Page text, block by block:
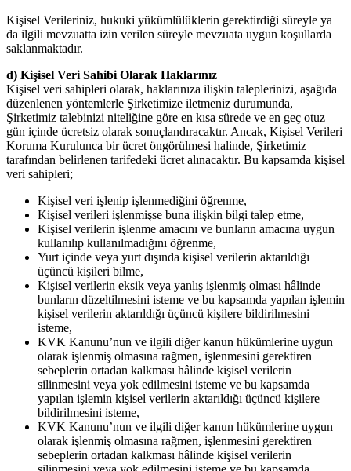
Kişisel Verileriniz, hukuki yükümlülüklerin gerektirdiği süreyle ya
da ilgili mevzuatta izin verilen süreyle mevzuata uygun koşullarda
saklanmaktadır.
d) Kişisel Veri Sahibi Olarak Haklarınız
Kişisel veri sahipleri olarak, haklarınıza ilişkin taleplerinizi, aşağıda
düzenlenen yöntemlerle Şirketimize iletmeniz durumunda,
Şirketimiz talebinizi niteliğine göre en kısa sürede ve en geç otuz
gün içinde ücretsiz olarak sonuçlandıracaktır. Ancak, Kişisel Verileri
Koruma Kurulunca bir ücret öngörülmesi halinde, Şirketimiz
tarafından belirlenen tarifedeki ücret alınacaktır. Bu kapsamda kişisel
veri sahipleri;
Kişisel veri işlenip işlenmediğini öğrenme,
Kişisel verileri işlenmişse buna ilişkin bilgi talep etme,
Kişisel verilerin işlenme amacını ve bunların amacına uygun
kullanılıp kullanılmadığını öğrenme,
Yurt içinde veya yurt dışında kişisel verilerin aktarıldığı
üçüncü kişileri bilme,
Kişisel verilerin eksik veya yanlış işlenmiş olması hâlinde
bunların düzeltilmesini isteme ve bu kapsamda yapılan işlemin
kişisel verilerin aktarıldığı üçüncü kişilere bildirilmesini
isteme,
KVK Kanunu’nun ve ilgili diğer kanun hükümlerine uygun
olarak işlenmiş olmasına rağmen, işlenmesini gerektiren
sebeplerin ortadan kalkması hâlinde kişisel verilerin
silinmesini veya yok edilmesini isteme ve bu kapsamda
yapılan işlemin kişisel verilerin aktarıldığı üçüncü kişilere
bildirilmesini isteme,
KVK Kanunu’nun ve ilgili diğer kanun hükümlerine uygun
olarak işlenmiş olmasına rağmen, işlenmesini gerektiren
sebeplerin ortadan kalkması hâlinde kişisel verilerin